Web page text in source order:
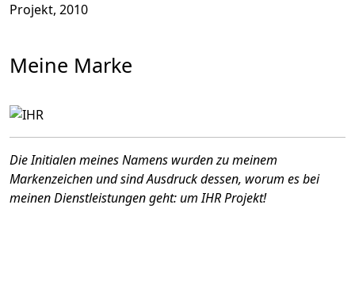
Projekt, 2010
Meine Marke
Die Initialen meines Namens wurden zu meinem
Markenzeichen und sind Ausdruck dessen, worum es bei
meinen Dienstleistungen geht: um IHR Projekt!